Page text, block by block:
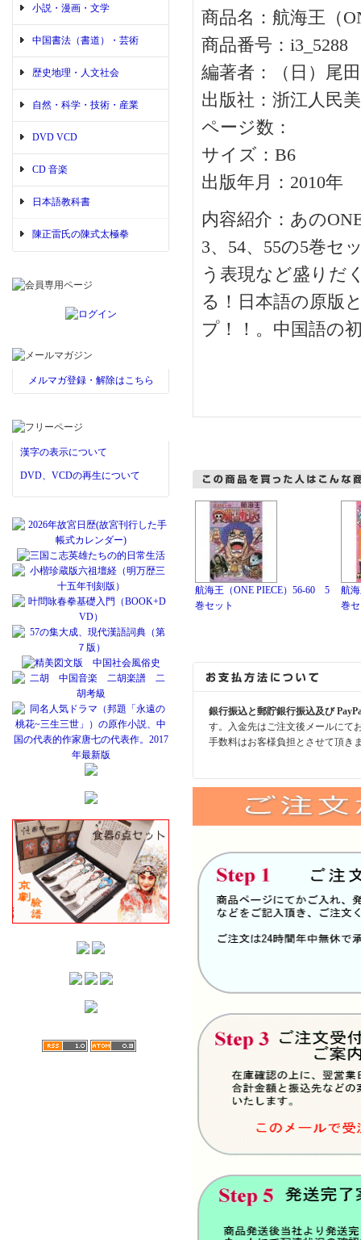
小説・漫画・文学
中国書法（書道）・芸術
歴史地理・人文社会
自然・科学・技術・産業
DVD VCD
CD 音楽
日本語教科書
陳正雷氏の陳式太極拳
メルマガ登録・解除はこちら
漢字の表示について
DVD、VCDの再生について
商品名：航海王（
商品番号：i3_5288
編著者：（日）尾
出版社：浙江人民
ページ数：
サイズ：B6
出版年月：2010年
内容紹介：あの
3、54、55の5巻セ
う表現など盛りだ
る！日本語の原版
プ！！。中国語の
航海王（ONE PIECE）56-60 5
巻セット
航
巻
銀行振込と郵貯銀行振込及び
す。入金先はご注文後メールにて
手数料はお客様負担とさせて頂き